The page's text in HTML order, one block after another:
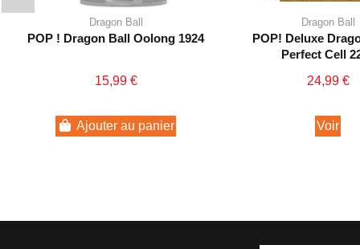
Dragon Ball
POP ! Dragon Ball Oolong 1924
15,99 €
Ajouter au panier
Dragon Ball
POP! Deluxe
Perfect Cell
24,99 €
Voir